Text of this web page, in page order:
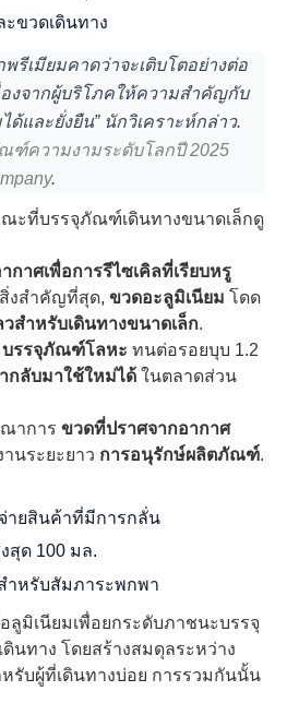
ะขวดเดินทาง
รีเมียมคาดว่าจะเติบโตอย่างต่อ
องจากผู้บริโภคให้ความสำคัญกับ
ด้และยั่งยืน” นักวิเคราะห์กล่าว.
ฑ์ความงามระดับโลกปี 2025
.
ะที่บรรจุภัณฑ์เดินทางขนาดเล็กดู
าศเพื่อการรีไซเคิลที่เรียบหรู
งสำคัญที่สุด, ขวดอะลูมิเนียม โดด
สำหรับเดินทางขนาดเล็ก.
บรรจุภัณฑ์โลหะ ทนต่อรอยบุบ 1.2
กลับมาใช้ใหม่ได้ ในตลาดส่วน
าการ ขวดที่ปราศจากอากาศ
นระยะยาว การอนุรักษ์ผลิตภัณฑ์.
ายสินค้าที่มีการกลั่น
สุด 100 มล.
ำหรับสัมภาระพกพา
ลูมิเนียมเพื่อยกระดับภาชนะบรรจุ
นทาง โดยสร้างสมดุลระหว่าง
รับผู้ที่เดินทางบ่อย การรวมกันนั้น